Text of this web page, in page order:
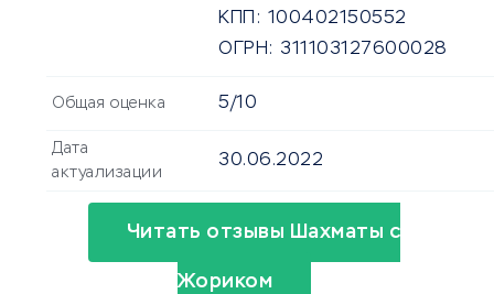
КПП: 100402150552
ОГРН: 311103127600028
Общая оценка 5/10
Дата
актуализации
30.06.2022
Читать отзывы Шахматы с
Жориком